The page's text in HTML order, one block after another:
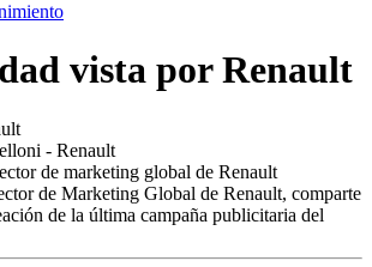
vista por Renault
de marketing global de Renault
de Marketing Global de Renault, comparte
de la última campaña publicitaria del